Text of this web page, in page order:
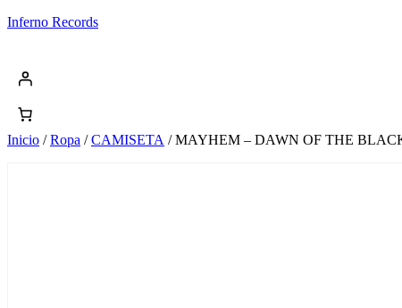
Saltar
Inferno Records
Inicio /Ropa /CAMISETA / MAYHEM – DAWN OF THE